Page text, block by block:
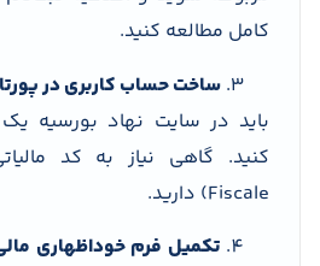
کامل مطالعه کنید.
ساخت حساب کاربری در
باید در سایت نهاد بورسیه
Fiscale) دارید.